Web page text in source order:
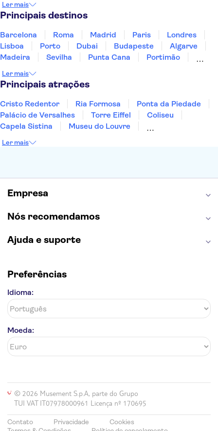
Portugal
Singapura
Ler mais
Principais destinos
Barcelona Roma Madrid Paris
Londres
Lisboa
Porto Dubai Budapeste
Algarve
Madeira
Sevilha Punta Cana
Portimão
Sesimbra
Ler mais
Principais atrações
Cristo Redentor Ria Formosa
Ponta da Piedade
Palácio de Versalhes
Torre Eiffel
Coliseu
Capela Sistina
Museu do Louvre
Torre de Belém
Ler mais
Empresa
Nós recomendamos
Ajuda e suporte
Preferências
Idioma:
Moeda:
© 2026 Musement S.p.A, parte do Grupo
TUI VAT IT07978000961 Licença nº 170695
Contato Privacidade
Cookies